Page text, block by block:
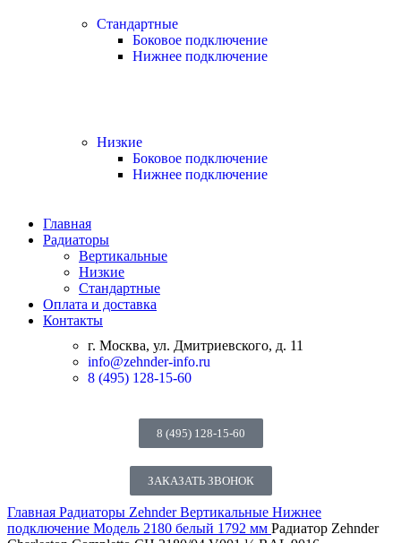
Стандартные
Боковое подключение
Нижнее подключение
Низкие
Боковое подключение
Нижнее подключение
Главная
Радиаторы
Вертикальные
Низкие
Стандартные
Оплата и доставка
Контакты
г. Москва, ул. Дмитриевского, д. 11
info@zehnder-info.ru
8 (495) 128-15-60
8 (495) 128-15-60
ЗАКАЗАТЬ ЗВОНОК
Главная Радиаторы ZehnderВертикальные Нижнее
подключение Модель 2180 белый 1792 мм Радиатор Zehnder